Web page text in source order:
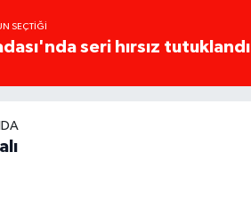
SEÇTIĞI
seri hırsız tutuklandı